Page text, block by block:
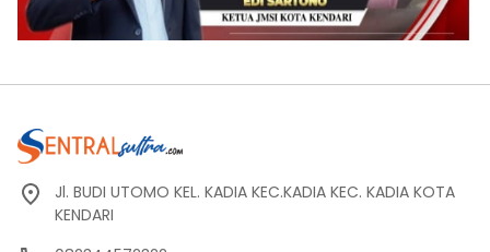
Jl. BUDI UTOMO KEL. KADIA KEC.KADIA KEC. KADIA KOTA
KENDARI